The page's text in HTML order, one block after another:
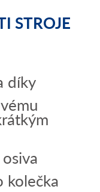
STROJE
díky
kolečka